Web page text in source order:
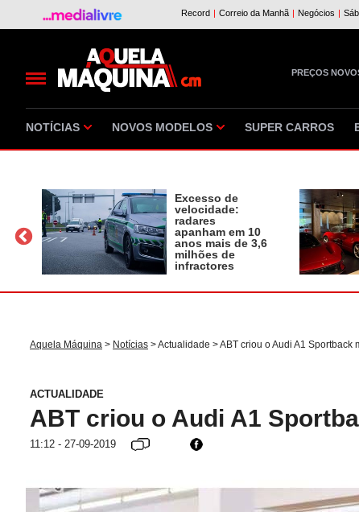
PREÇOS
NOTÍCIAS NOVOS MODELOS SUPER CARROS
Excesso de
velocidade:
radares
apanham em 10
anos mais de 3,6
milhões de
infractores
Aquela Máquina > Notícias >Actualidade > ABT criou o Audi A1 Sportback
ACTUALIDADE
ABT criou o Audi A1
11:12 - 27-09-2019